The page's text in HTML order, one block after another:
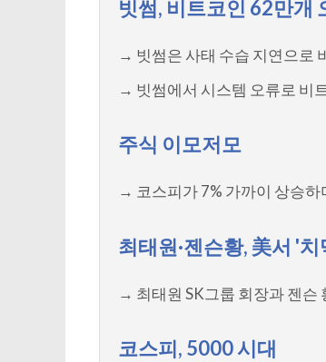
빗썸, 비트코인 62만개
→ 빗썸은 사태 수습 지연으로
→ 빗썸에서 시스템 오류로 비
주식 이모저모
→ 코스피가 7% 가까이 상승하
최태원·젠슨황, 美서 '
→ 최태원 SK그룹 회장과 젠슨
코스피, 5000 시대